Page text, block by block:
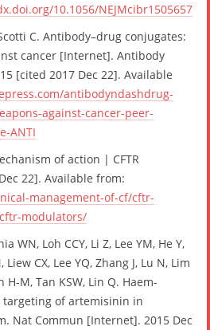
10.1056/NEJMcibr1505657
C. Antibody–drug conjugates:
cancer [Internet]. Antibody
[cited 2017 Dec 22]. Available
antibodyndashdrug-
against-cancer-peer-
ANTI
of action | CFTR
22]. Available from:
management-of-cf/cftr-
modulators/
WN, Loh CCY, Li Z, Lee YM, He Y,
Liew CX, Lee YQ, Zhang J, Lu N, Lim
H-M, Tan KSW, Lin Q. Haem-
of artemisinin in
Nat Commun [Internet]. 2015 Dec